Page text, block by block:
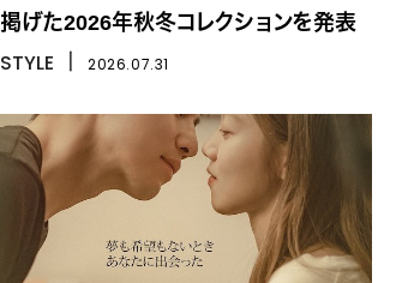
掲げた2026年秋冬コレクションを発表
STYLE 2026.07.31